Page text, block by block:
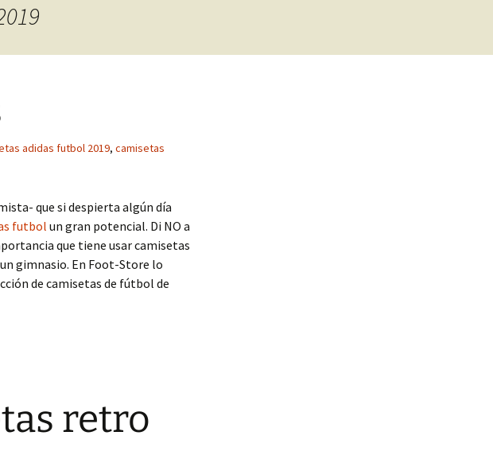
adidas futbol 2019, camisetas
que si despierta algún día
futbol un gran potencial. Di NO a
que tiene usar camisetas
gimnasio. En Foot-Store lo
de camisetas de fútbol de
retro